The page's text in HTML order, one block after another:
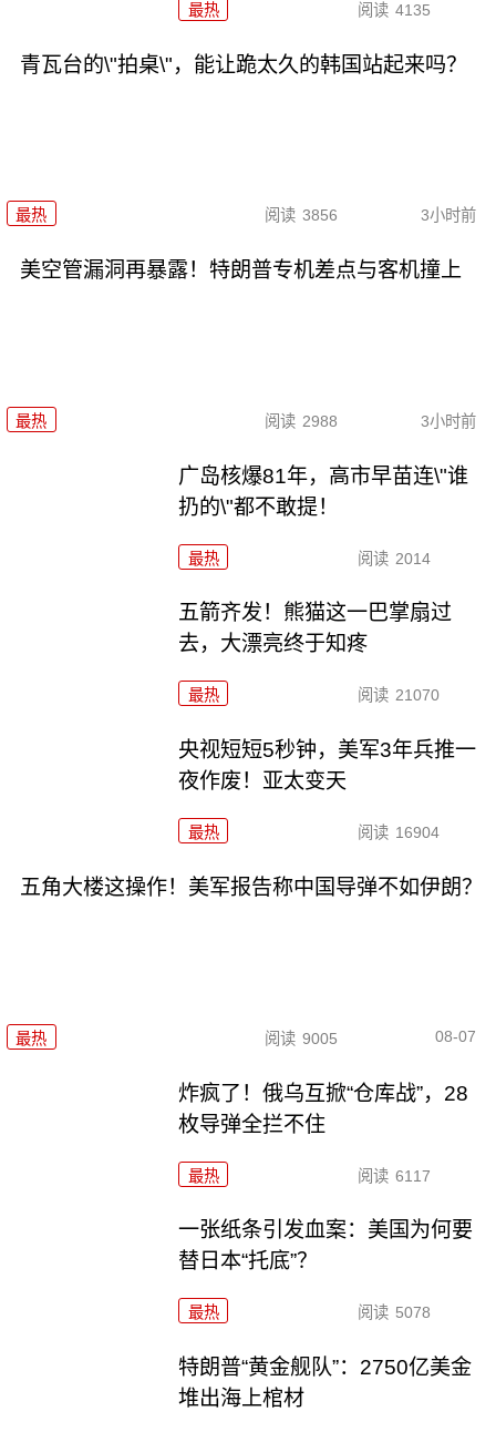
最热 阅读 4135
青瓦台的\"拍桌\"，能让跪太久的韩国站起来吗？
最热 阅读 3856 3小时前
美空管漏洞再暴露！特朗普专机差点与客机撞上
最热 阅读 2988 3小时前
广岛核爆81年，高市早苗连\"谁
扔的\"都不敢提！
最热 阅读 2014
五箭齐发！熊猫这一巴掌扇过
去，大漂亮终于知疼
最热 阅读 21070
央视短短5秒钟，美军3年兵推一
夜作废！亚太变天
最热 阅读 16904
五角大楼这操作！美军报告称中国导弹不如伊朗？
最热 阅读 9005 08-07
炸疯了！俄乌互掀“仓库战”，28
枚导弹全拦不住
最热 阅读 6117
一张纸条引发血案：美国为何要
替日本“托底”？
最热 阅读 5078
特朗普“黄金舰队”：2750亿美金
堆出海上棺材